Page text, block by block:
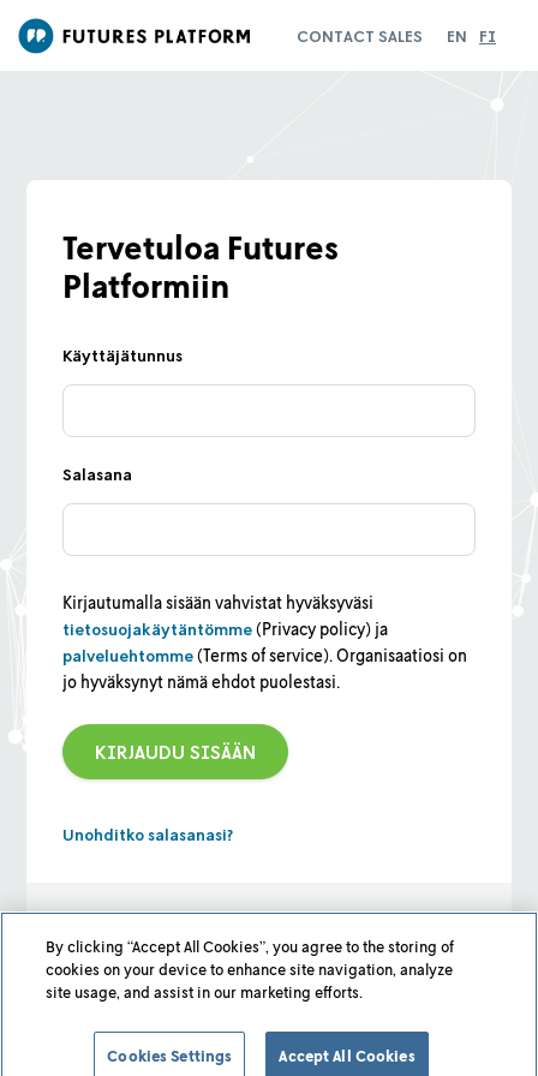
Hyppää
pääsisältöön
Platform
CONTACT SALES EN FI
Tervetuloa Futures
Platformiin
Käyttäjätunnus
Salasana
Kirjautumalla sisään vahvistat hyväksyväsi
tietosuojakäytäntömme(Privacy policy) ja
palveluehtomme(Terms of service). Organisaatiosi on
jo hyväksynyt nämä ehdot puolestasi.
Unohditko salasanasi?
Etkö vielä pääse sisään?
Lue lisää, kuinka voimme auttaa,klikkaamalla tästä
(sivu englanniksi).
By clicking “Accept All Cookies”, you agree to the storing of
cookies on your device to enhance site navigation, analyze
site usage, and assist in our marketing efforts.
Cookies Settings Accept All Cookies